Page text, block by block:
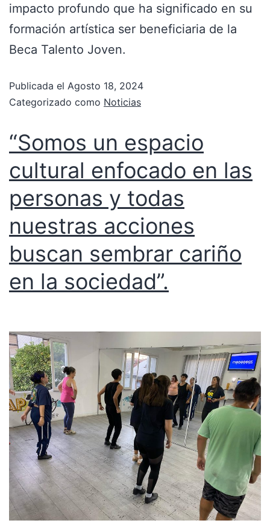
impacto profundo que ha significado en su
formación artística ser beneficiaria de la
Beca Talento Joven.
Publicada el Agosto 18, 2024
Categorizado como Noticias
“Somos un espacio
cultural enfocado en las
personas y todas
nuestras acciones
buscan sembrar cariño
en la sociedad”.